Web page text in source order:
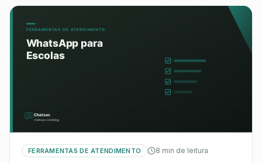
FERRAMENTAS DE ATENDIMENTO 8 min de leitura